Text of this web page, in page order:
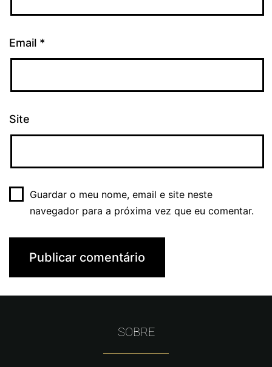
Email *
Site
Guardar o meu nome, email e site neste
navegador para a próxima vez que eu comentar.
SOBRE